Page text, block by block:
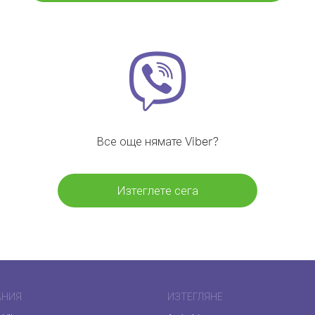
Все още нямате Viber?
Изтеглете сега
ИЗТЕГЛЯНЕ